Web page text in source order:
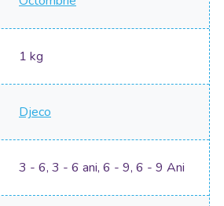
1 kg
Djeco
3 - 6, 3 - 6 ani, 6 - 9, 6 - 9 Ani